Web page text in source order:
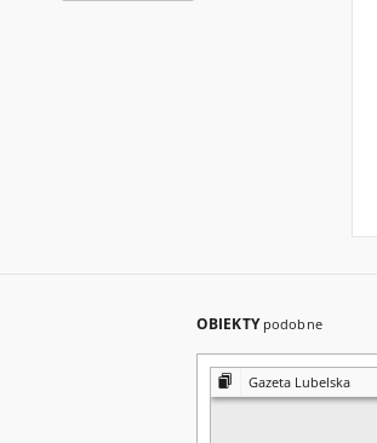
OBIEKTY podobne
Gazeta Lubelska